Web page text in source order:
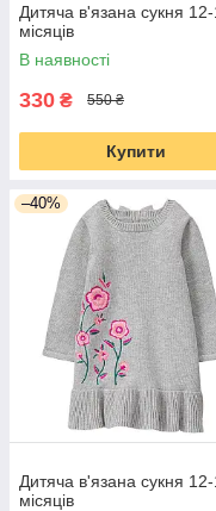
Дитяча в'язана сукня
місяців
В наявності
330 ₴ 550 ₴
Купити
–40%
Дитяча в'язана сукня
місяців